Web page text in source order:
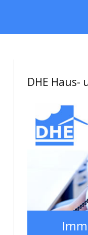
DHE Haus-